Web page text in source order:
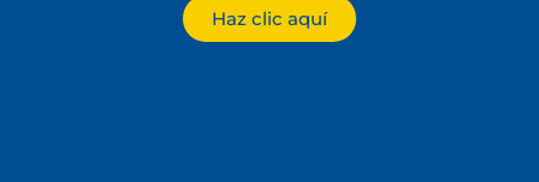
Haz clic aquí